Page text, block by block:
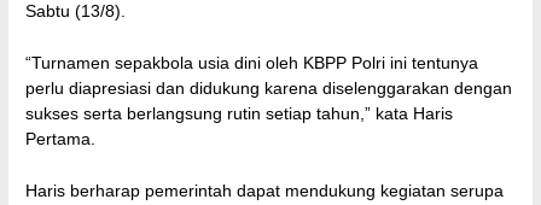
Sabtu (13/8).
“Turnamen sepakbola usia dini oleh KBPP Polri ini tentunya
perlu diapresiasi dan didukung karena diselenggarakan dengan
sukses serta berlangsung rutin setiap tahun,” kata Haris
Pertama.
Haris berharap pemerintah dapat mendukung kegiatan serupa